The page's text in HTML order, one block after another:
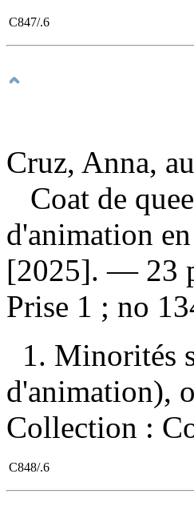
C847/.6
Cruz, Anna,
Coat de
d'animation
[2025]. — 23
Prise 1 ; no
1. Minorités
d'animation),
Collection :
C848/.6